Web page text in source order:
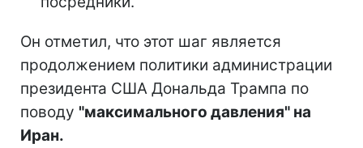
Он отметил, что этот шаг является
продолжением политики администрации
президента США Дональда Трампа по
поводу "максимального давления" на
Иран.